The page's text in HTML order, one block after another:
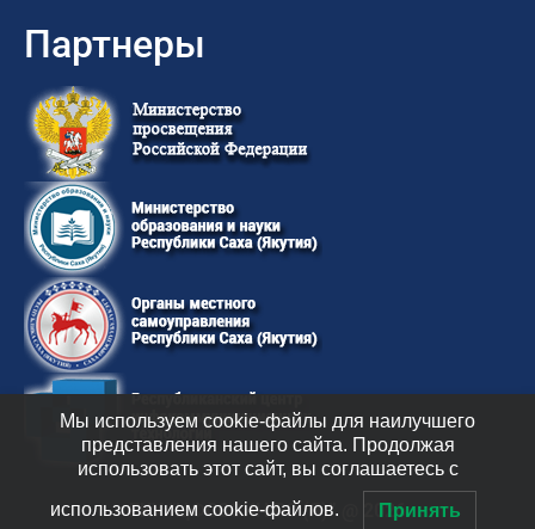
Партнеры
ГКУ “ЦФССОИН РС (Я)” @ 2026
Мы используем cookie-файлы для наилучшего
представления нашего сайта. Продолжая
использовать этот сайт, вы соглашаетесь с
использованием cookie-файлов. Принять